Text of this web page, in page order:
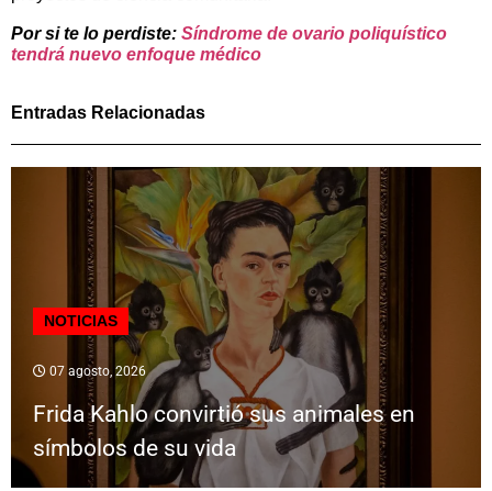
Por si te lo perdiste: Síndrome de ovario poliquístico
tendrá nuevo enfoque médico
Entradas Relacionadas
NOTICIAS
07 agosto, 2026
Frida Kahlo convirtió sus animales en
símbolos de su vida